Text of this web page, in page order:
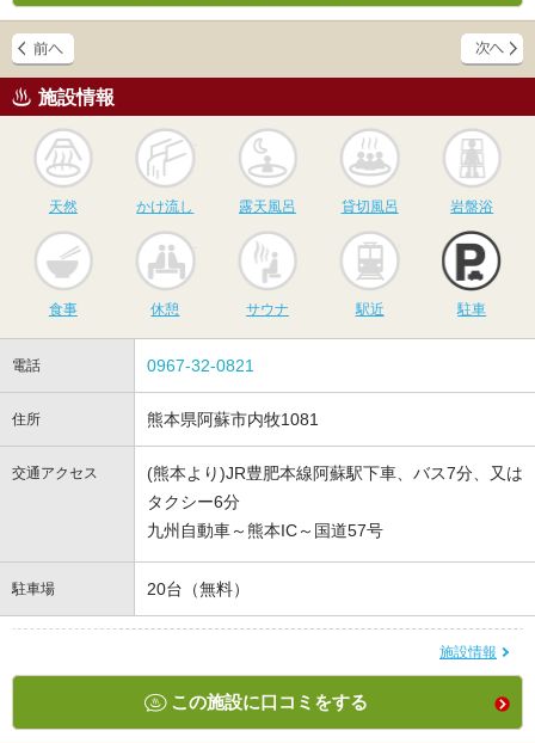
施設情報
天然
かけ流し
かけ流し
露天風呂
露天風呂
貸切風呂
貸切風呂 岩盤浴
食事 休憩
サウナ
サウナ 駅近 駐車
電話 0967-32-0821
住所 熊本県阿蘇市内牧1081
交通アクセス
(熊本より)JR豊肥本線阿蘇駅下車、バス7分、又は
タクシー6分
九州自動車～熊本IC～国道57号
駐車場 20台（無料）
施設情報
この施設に口コミをする